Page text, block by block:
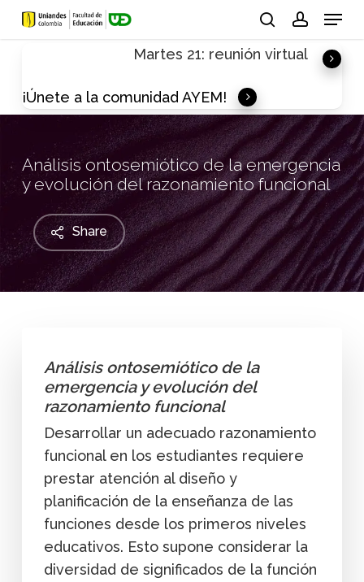
Skip
Menu
Martes 21: reunión virtual
¡Únete a la comunidad AYEM!
Análisis ontosemiótico de la emergencia
y evolución del razonamiento funcional
Share
Análisis ontosemiótico de la
emergencia y evolución del
razonamiento funcional
Desarrollar un adecuado razonamiento
funcional en los estudiantes requiere
prestar atención al diseño y
planificación de la enseñanza de las
funciones desde los primeros niveles
educativos. Esto supone considerar la
diversidad de significados de la función